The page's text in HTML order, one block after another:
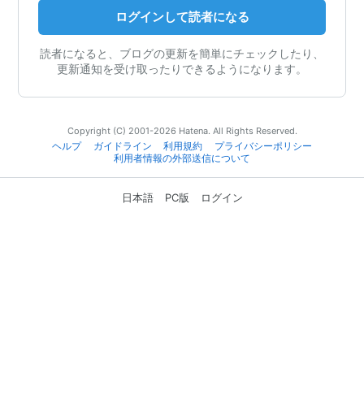
ログインして読者になる
読者になると、ブログの更新を簡単にチェックしたり、
更新通知を受け取ったりできるようになります。
Copyright (C) 2001-2026 Hatena. All Rights Reserved.
ヘルプ
ガイドライン 利用規約
プライバシーポリシー
利用者情報の外部送信について
日本語 PC版 ログイン